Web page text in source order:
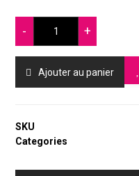
- +
Ajouter au panier
SKU
Categories